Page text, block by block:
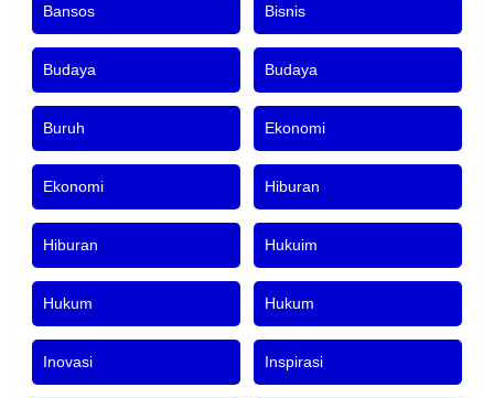
Bansos Bisnis
Budaya Budaya
Buruh Ekonomi
Ekonomi Hiburan
Hiburan Hukuim
Hukum Hukum
Inovasi Inspirasi